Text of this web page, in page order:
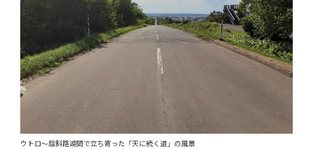
ウトロ～屈斜路湖間で立ち寄った「天に続く道」の風景